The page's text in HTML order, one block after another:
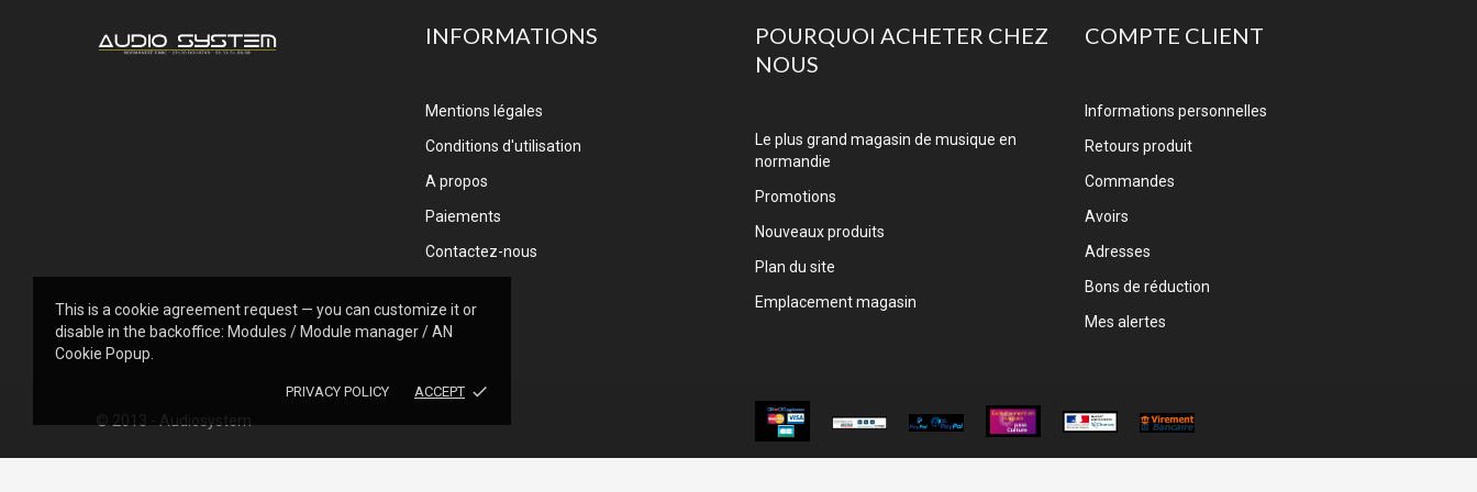
This is a cookie agreement request — you can customize it or
disable in the backoffice: Modules / Module manager / AN
Cookie Popup.
PRIVACY POLICY ACCEPT done
INFORMATIONS
Mentions légales
Conditions d'utilisation
A propos
Paiements
Contactez-nous
POURQUOI ACHETER CHEZ
NOUS
Le plus grand magasin de musique en
normandie
Promotions
Nouveaux produits
Plan du site
Emplacement magasin
COMPTE CLIENT
Informations personnelles
Retours produit
Commandes
Avoirs
Adresses
Bons de réduction
Mes alertes
© 2013 - Audiosystem